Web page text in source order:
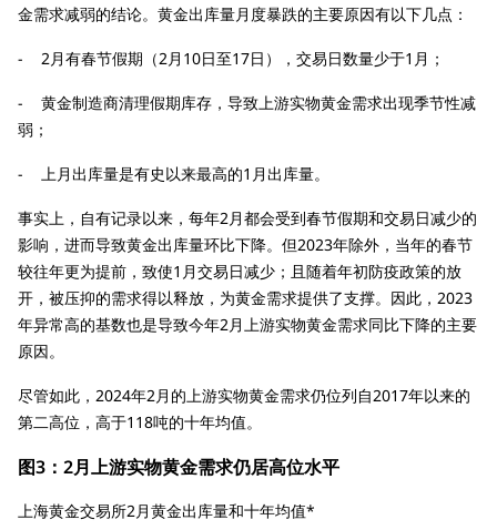
金需求减弱的结论。黄金出库量月度暴跌的主要原因有以下几点：
- 2月有春节假期（2月10日至17日），交易日数量少于1月；
- 黄金制造商清理假期库存，导致上游实物黄金需求出现季节性减
弱；
- 上月出库量是有史以来最高的1月出库量。
事实上，自有记录以来，每年2月都会受到春节假期和交易日减少的
影响，进而导致黄金出库量环比下降。但2023年除外，当年的春节
较往年更为提前，致使1月交易日减少；且随着年初防疫政策的放
开，被压抑的需求得以释放，为黄金需求提供了支撑。因此，2023
年异常高的基数也是导致今年2月上游实物黄金需求同比下降的主要
原因。
尽管如此，2024年2月的上游实物黄金需求仍位列自2017年以来的
第二高位，高于118吨的十年均值。
图3：2月上游实物黄金需求仍居高位水平
上海黄金交易所2月黄金出库量和十年均值*